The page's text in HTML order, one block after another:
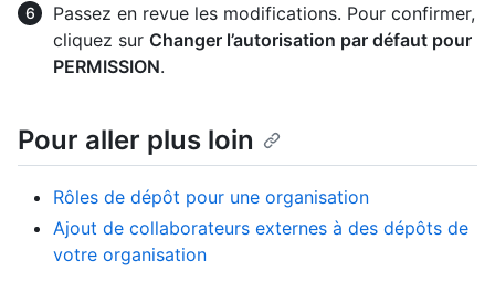
Passez en revue les modifications. Pour confirmer,
cliquez sur Changer l’autorisation par défaut pour
PERMISSION.
Pour aller plus loin
Rôles de dépôt pour une organisation
Ajout de collaborateurs externes à des dépôts de
votre organisation